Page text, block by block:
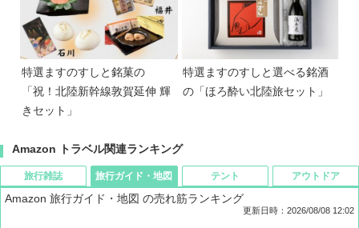
特選ますのすしと銘菓の
「祝！北陸新幹線敦賀延伸 輝
きセット」
特選ますのすしと選べる銘酒
の「ほろ酔い北陸旅セット」
Amazon トラベル関連ランキング
旅行雑誌 旅行ガイド・地図
Amazon 旅行ガイド・地図 の売れ筋ランキング
更新日時：2026/08/08 12:02
テント アウトドア